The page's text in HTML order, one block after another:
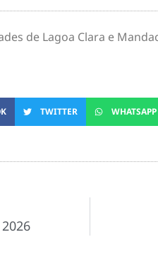
de Lagoa Clara e
TWITTER WHATSAPP